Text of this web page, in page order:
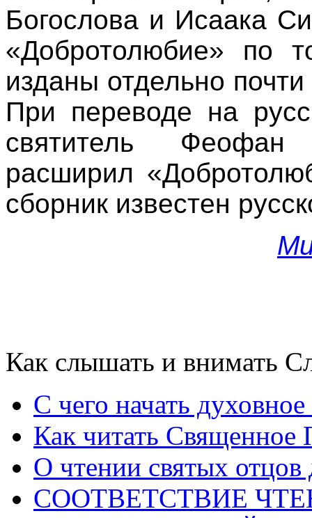
Богослова и Исаака
«Добротолюбие» по
изданы отдельно
При переводе на
святитель Феофан
расширил
сборник известен
Как слышать и внимать
С чего начать духовное
Как читать Священное
О чтении святых
СООТВЕТСТВИЕ